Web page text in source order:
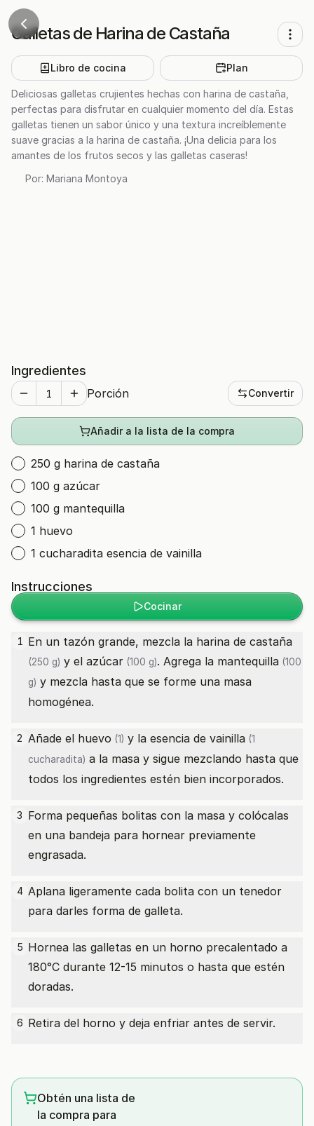
Galletas de Harina de Castaña
Libro de cocina Plan
Deliciosas galletas crujientes hechas con harina de castaña,
perfectas para disfrutar en cualquier momento del día. Estas
galletas tienen un sabor único y una textura increíblemente
suave gracias a la harina de castaña. ¡Una delicia para los
amantes de los frutos secos y las galletas caseras!
Por: Mariana Montoya
Ingredientes
Porción Convertir
Añadir a la lista de la compra
250 g harina de castaña
100 g azúcar
100 g mantequilla
1 huevo
1 cucharadita esencia de vainilla
Instrucciones
Cocinar
1 En un tazón grande, mezcla la harina de castaña
(250 g) y el azúcar (100 g). Agrega la mantequilla (100
g) y mezcla hasta que se forme una masa
homogénea.
2 Añade el huevo (1) y la esencia de vainilla (1
cucharadita) a la masa y sigue mezclando hasta que
todos los ingredientes estén bien incorporados.
3 Forma pequeñas bolitas con la masa y colócalas
en una bandeja para hornear previamente
engrasada.
4 Aplana ligeramente cada bolita con un tenedor
para darles forma de galleta.
5 Hornea las galletas en un horno precalentado a
180°C durante 12-15 minutos o hasta que estén
doradas.
6 Retira del horno y deja enfriar antes de servir.
Obtén una lista de
la compra para